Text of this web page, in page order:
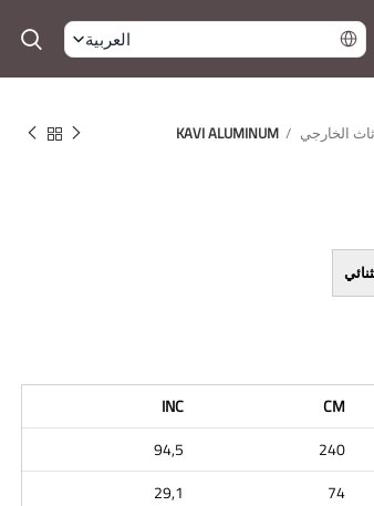
العربية
الخارجي KAVI ALUMINUM
CM
INC
240
94,5
74
29,1